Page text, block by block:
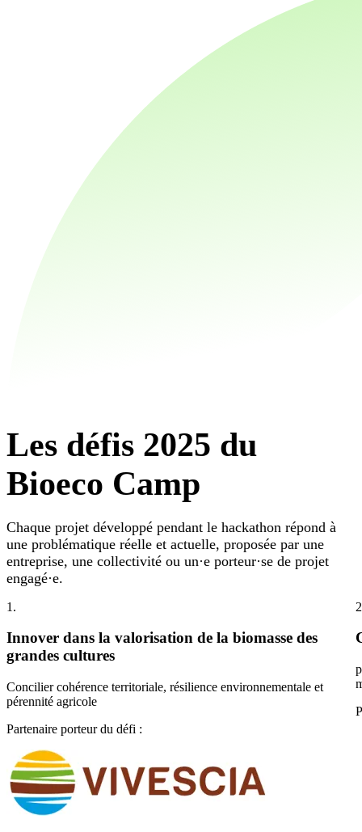
Les défis 2025 du
Bioeco Camp
Chaque projet développé pendant le hackathon répond à
une problématique réelle et actuelle, proposée par une
entreprise, une collectivité ou un·e porteur·se de projet
engagé·e.
1.
Innover dans la valorisation de la biomasse des
grandes cultures
Concilier cohérence territoriale, résilience environnementale et
pérennité agricole
Partenaire porteur du défi :